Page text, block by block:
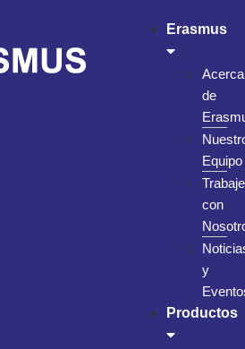
Erasmus
Acerca
de
Equipo
Trabaje
con
y
Productos